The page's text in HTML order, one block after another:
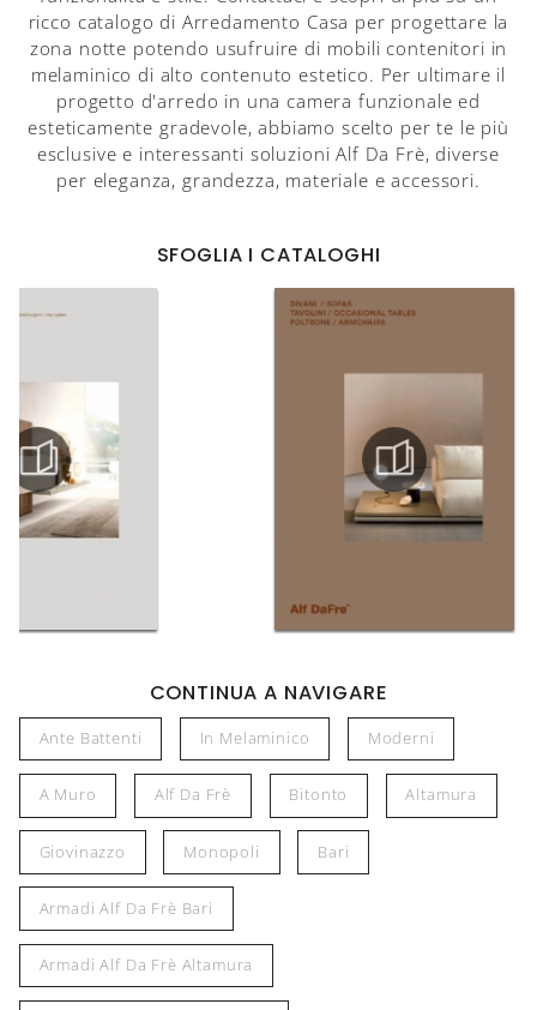
ricco catalogo di Arredamento Casa per progettare la
zona notte potendo usufruire di mobili contenitori in
melaminico di alto contenuto estetico. Per ultimare il
progetto d'arredo in una camera funzionale ed
esteticamente gradevole, abbiamo scelto per te le più
esclusive e interessanti soluzioni Alf Da Frè, diverse
per eleganza, grandezza, materiale e accessori.
SFOGLIA I CATALOGHI
CONTINUA A NAVIGARE
Ante Battenti In Melaminico Moderni
A Muro Alf Da Frè Bitonto Altamura
Giovinazzo Monopoli Bari
Armadi Alf Da Frè Bari
Armadi Alf Da Frè Altamura